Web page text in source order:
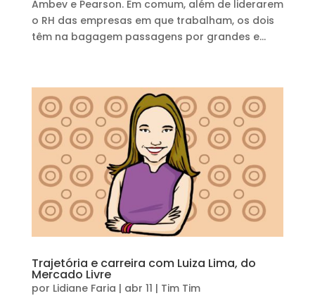
Ambev e Pearson. Em comum, além de liderarem
o RH das empresas em que trabalham, os dois
têm na bagagem passagens por grandes e...
Trajetória e carreira com Luiza Lima, do
Mercado Livre
por Lidiane Faria | abr 11 | Tim Tim